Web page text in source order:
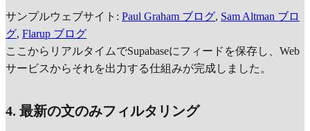
サンプルウェブサイト: Paul Graham ブログ, Sam Altman ブロ
グ, Flarup ブログ
ここからリアルタイムでSupabaseにフィードを保存し、Web
サービスからそれを出力する仕組みが完成しました。
4. 最新の文のみフィルタリング